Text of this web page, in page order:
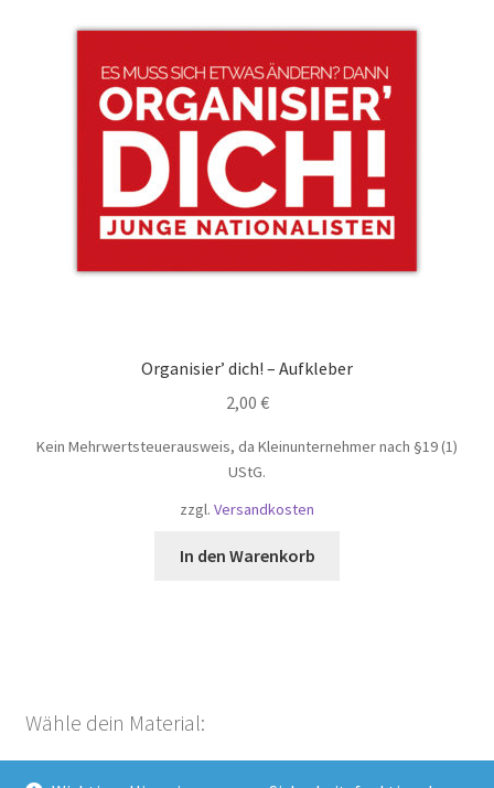
Organisier’ dich! – Aufkleber
2,00 €
Kein Mehrwertsteuerausweis, da Kleinunternehmer nach §19 (1)
UStG.
zzgl. Versandkosten
In den Warenkorb
Wähle dein Material: